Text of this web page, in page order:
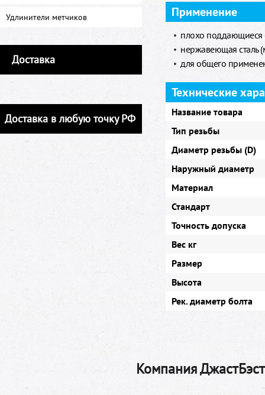
Удлинители метчиков
Доставка
Доставка в любую точку РФ
Применение
плохо поддающиеся
нержавеющая сталь
для общего
Технические
Название товара
Тип резьбы
Диаметр резьбы (D)
Наружный диаметр
Материал
Стандарт
Точность допуска
Вес кг
Размер
Высота
Рек. диаметр болта
Компания